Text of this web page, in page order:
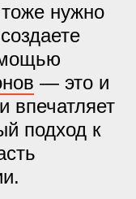
нужно
— это и
впечатляет
подход к